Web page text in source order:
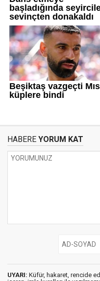
HABERE YORUM KAT
UYARI: Küfür, hakaret, rencide